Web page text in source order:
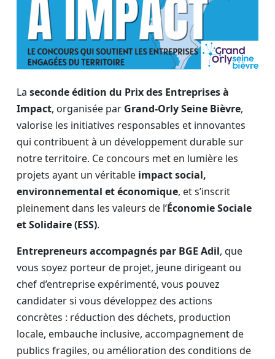
La seconde édition du Prix des Entreprises à
Impact, organisée par Grand-Orly Seine Bièvre,
valorise les initiatives responsables et innovantes
qui contribuent à un développement durable sur
notre territoire. Ce concours met en lumière les
projets ayant un véritable impact social,
environnemental et économique, et s’inscrit
pleinement dans les valeurs de l’Économie Sociale
et Solidaire (ESS).
Entrepreneurs accompagnés par BGE Adil, que
vous soyez porteur de projet, jeune dirigeant ou
chef d’entreprise expérimenté, vous pouvez
candidater si vous développez des actions
concrètes : réduction des déchets, production
locale, embauche inclusive, accompagnement de
publics fragiles, ou amélioration des conditions de